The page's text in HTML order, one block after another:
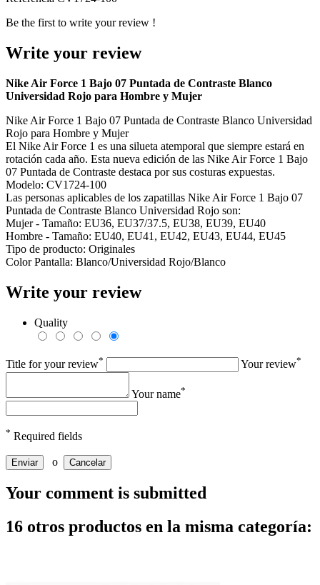
Be the first to write your review !
Write your review
Nike Air Force 1 Bajo 07 Puntada de Contraste Blanco
Universidad Rojo para Hombre y Mujer
Nike Air Force 1 Bajo 07 Puntada de Contraste Blanco Universidad
Rojo para Hombre y Mujer
El Nike Air Force 1 es una silueta atemporal que siempre estará en
rotación cada año. Esta nueva edición de las Nike Air Force 1 Bajo
07 Puntada de Contraste destaca por sus costuras expuestas.
Modelo: CV1724-100
Las personas aplicables de los zapatillas Nike Air Force 1 Bajo 07
Puntada de Contraste Blanco Universidad Rojo son:
Mujer - Tamaño: EU36, EU37/37.5, EU38, EU39, EU40
Hombre - Tamaño: EU40, EU41, EU42, EU43, EU44, EU45
Tipo de producto: Originales
Color Pantalla: Blanco/Universidad Rojo/Blanco
Write your review
Quality
Title for your review* Your review*
Your name*
* Required fields
Enviar o Cancelar
Your comment is submitted
16 otros productos en la misma categoría: